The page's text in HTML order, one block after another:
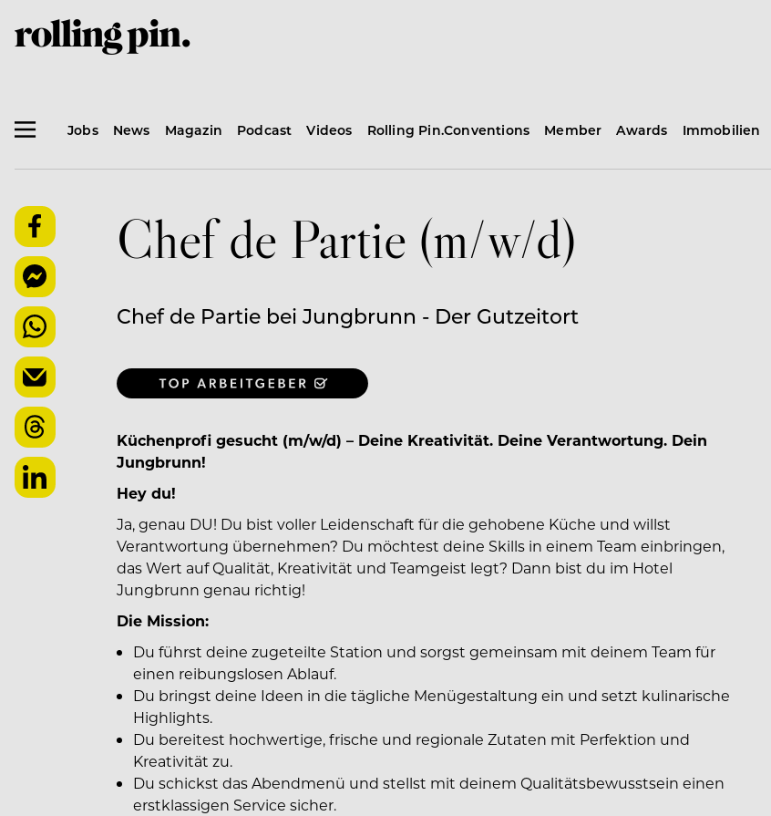
Jobs News Magazin Podcast Videos Rolling Pin.Conventions Member Awards Immobilien
Chef de Partie (m/w/d)
Chef de Partie bei Jungbrunn - Der Gutzeitort
Küchenprofi gesucht (m/w/d) – Deine Kreativität. Deine Verantwortung. Dein
Jungbrunn!
Hey du!
Ja, genau DU! Du bist voller Leidenschaft für die gehobene Küche und willst
Verantwortung übernehmen? Du möchtest deine Skills in einem Team einbringen,
das Wert auf Qualität, Kreativität und Teamgeist legt? Dann bist du im Hotel
Jungbrunn genau richtig!
Die Mission:
Du führst deine zugeteilte Station und sorgst gemeinsam mit deinem Team für
einen reibungslosen Ablauf.
Du bringst deine Ideen in die tägliche Menügestaltung ein und setzt kulinarische
Highlights.
Du bereitest hochwertige, frische und regionale Zutaten mit Perfektion und
Kreativität zu.
Du schickst das Abendmenü und stellst mit deinem Qualitätsbewusstsein einen
erstklassigen Service sicher.